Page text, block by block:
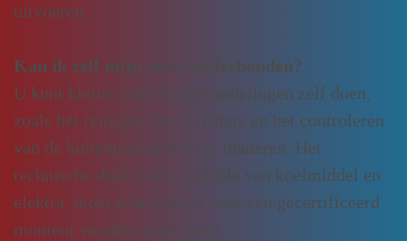
uitvoeren.
Kan ik zelf mijn airco onderhouden?
U kunt kleine onderhoudshandelingen zelf doen,
zoals het reinigen van de filters en het controleren
van de buitenunit op vuil of bladeren. Het
technische deel, zoals controle van koelmiddel en
elektra, moet echter altijd door een gecertificeerd
monteur worden uitgevoerd.